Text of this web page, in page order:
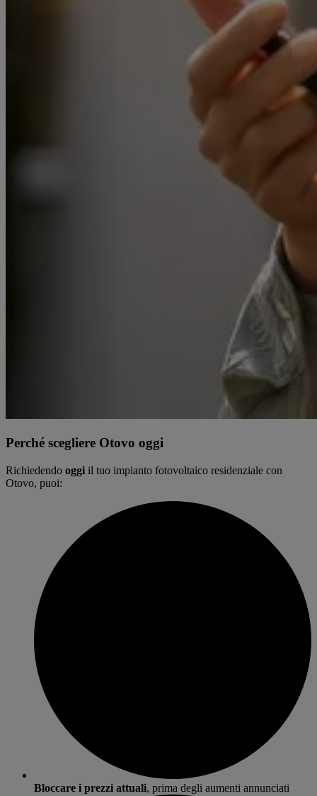
Perché scegliere Otovo oggi
Richiedendo oggi il tuo impianto fotovoltaico residenziale con
Otovo, puoi:
Bloccare i prezzi attuali, prima degli aumenti annunciati